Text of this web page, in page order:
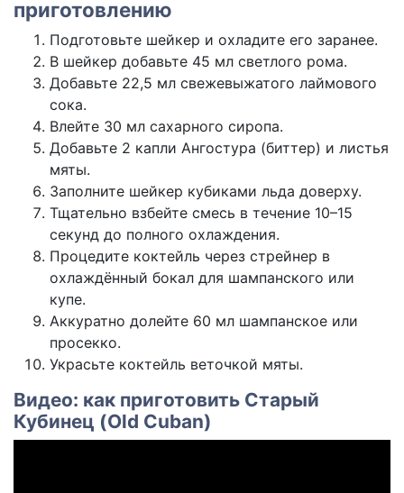
приготовлению
Подготовьте шейкер и охладите его заранее.
В шейкер добавьте 45 мл светлого рома.
Добавьте 22,5 мл свежевыжатого лаймового
сока.
Влейте 30 мл сахарного сиропа.
Добавьте 2 капли Ангостура (биттер) и листья
мяты.
Заполните шейкер кубиками льда доверху.
Тщательно взбейте смесь в течение 10–15
секунд до полного охлаждения.
Процедите коктейль через стрейнер в
охлаждённый бокал для шампанского или
купе.
Аккуратно долейте 60 мл шампанское или
просекко.
Украсьте коктейль веточкой мяты.
Видео: как приготовить Старый
Кубинец (Old Cuban)